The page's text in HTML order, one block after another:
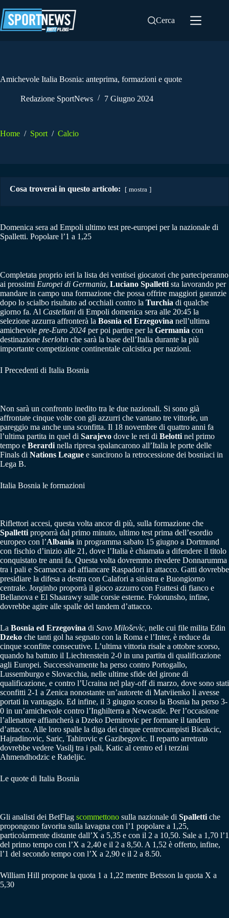
al
contenuto
Cerca
Amichevole Italia Bosnia: anteprima, formazioni e quote
Redazione SportNews 7 Giugno 2024
Home / Sport / Calcio
Cosa troverai in questo articolo: mostra
Domenica sera ad Empoli ultimo test pre-europei per la nazionale di
Spalletti. Popolare l’1 a 1,25
Completata proprio ieri la lista dei ventisei giocatori che parteciperanno
ai prossimi Europei di Germania, Luciano Spalletti sta lavorando per
mandare in campo una formazione che possa offrire maggiori garanzie
dopo lo scialbo risultato ad occhiali contro la Turchia di qualche
giorno fa. Al Castellani di Empoli domenica sera alle 20:45 la
selezione azzurra affronterà la Bosnia ed Erzegovina nell’ultima
amichevole pre-Euro 2024 per poi partire per la Germania con
destinazione Iserlohn che sarà la base dell’Italia durante la più
importante competizione continentale calcistica per nazioni.
I Precedenti di Italia Bosnia
Non sarà un confronto inedito tra le due nazionali. Si sono già
affrontate cinque volte con gli azzurri che vantano tre vittorie, un
pareggio ma anche una sconfitta. Il 18 novembre di quattro anni fa
l’ultima partita in quel di Sarajevo dove le reti di Belotti nel primo
tempo e Berardi nella ripresa spalancarono all’Italia le porte delle
Finals di Nations League e sancirono la retrocessione dei bosniaci in
Lega B.
Italia Bosnia le formazioni
Riflettori accesi, questa volta ancor di più, sulla formazione che
Spalletti proporrà dal primo minuto, ultimo test prima dell’esordio
europeo con l’Albania in programma sabato 15 giugno a Dortmund
con fischio d’inizio alle 21, dove l’Italia è chiamata a difendere il titolo
conquistato tre anni fa. Questa volta dovremmo rivedere Donnarumma
tra i pali e Scamacca ad affiancare Raspadori in attacco. Gatti dovrebbe
presidiare la difesa a destra con Calafori a sinistra e Buongiorno
centrale. Jorginho proporrà il gioco azzurro con Frattesi di fianco e
Bellanova e El Shaarawy sulle corsie esterne. Folorunsho, infine,
dovrebbe agire alle spalle del tandem d’attacco.
La Bosnia ed Erzegovina di Savo Miloševìc, nelle cui file milita Edin
Dzeko che tanti gol ha segnato con la Roma e l’Inter, è reduce da
cinque sconfitte consecutive. L’ultima vittoria risale a ottobre scorso,
quando ha battuto il Liechtenstein 2-0 in una partita di qualificazione
agli Europei. Successivamente ha perso contro Portogallo,
Lussemburgo e Slovacchia, nelle ultime sfide del girone di
qualificazione, e contro l’Ucraina nel play-off di marzo, dove sono stati
sconfitti 2-1 a Zenica nonostante un’autorete di Matviienko li avesse
portati in vantaggio. Ed infine, il 3 giugno scorso la Bosnia ha perso 3-
0 in un’amichevole contro l’Inghilterra a Newcastle. Per l’occasione
l’allenatore affiancherà a Dzeko Demirovic per formare il tandem
d’attacco. Alle loro spalle la diga dei cinque centrocampisti Bicakcic,
Hajradinovic, Saric, Tahirovic e Gazibegovic. Il reparto arretrato
dovrebbe vedere Vasilj tra i pali, Katic al centro ed i terzini
Ahmendhodzic e Radeljic.
Le quote di Italia Bosnia
Gli analisti dei BetFlag scommettono sulla nazionale di Spalletti che
propongono favorita sulla lavagna con l’1 popolare a 1,25,
particolarmente distante dall’X a 5,35 e con il 2 a 10,50. Sale a 1,70 l’1
del primo tempo con l’X a 2,40 e il 2 a 8,50. A 1,52 è offerto, infine,
l’1 del secondo tempo con l’X a 2,90 e il 2 a 8.50.
William Hill propone la quota 1 a 1,22 mentre Betsson la quota X a
5,30